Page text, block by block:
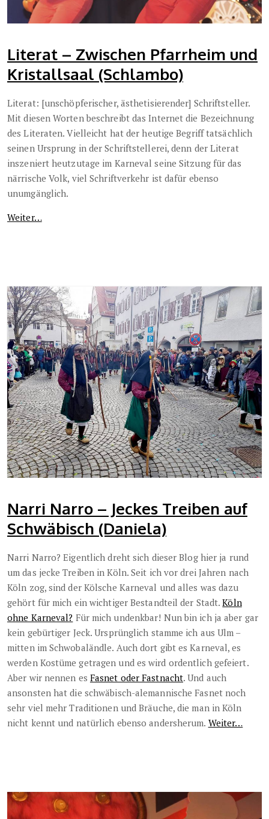
Literat – Zwischen Pfarrheim und
Kristallsaal (Schlambo)
Literat: [unschöpferischer, ästhetisierender] Schriftsteller.
Mit diesen Worten beschreibt das Internet die Bezeichnung
des Literaten. Vielleicht hat der heutige Begriff tatsächlich
seinen Ursprung in der Schriftstellerei, denn der Literat
inszeniert heutzutage im Karneval seine Sitzung für das
närrische Volk, viel Schriftverkehr ist dafür ebenso
unumgänglich.
Weiter…
Narri Narro – Jeckes Treiben auf
Schwäbisch (Daniela)
Narri Narro? Eigentlich dreht sich dieser Blog hier ja rund
um das jecke Treiben in Köln. Seit ich vor drei Jahren nach
Köln zog, sind der Kölsche Karneval und alles was dazu
gehört für mich ein wichtiger Bestandteil der Stadt.Köln
ohne Karneval? Für mich undenkbar! Nun bin ich ja aber gar
kein gebürtiger Jeck. Ursprünglich stamme ich aus Ulm –
mitten im Schwobaländle. Auch dort gibt es Karneval, es
werden Kostüme getragen und es wird ordentlich gefeiert.
Aber wir nennen es Fasnet oder Fastnacht. Und auch
ansonsten hat die schwäbisch-alemannische Fasnet noch
sehr viel mehr Traditionen und Bräuche, die man in Köln
nicht kennt und natürlich ebenso andersherum. Weiter…